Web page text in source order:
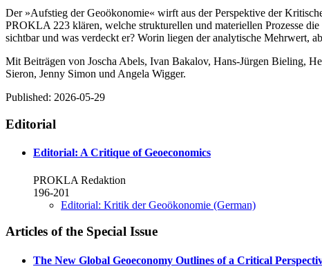
Der »Aufstieg der Geoökonomie« wirft aus der Perspektive der
PROKLA 223 klären, welche strukturellen und materiellen Prozesse
sichtbar und was verdeckt er? Worin liegen der analytische Mehrwert,
Mit Beiträgen von Joscha Abels, Ivan Bakalov, Hans-Jürgen Bieling,
Sieron, Jenny Simon und Angela Wigger.
Published: 2026-05-29
Editorial
Editorial: A Critique of Geoeconomics
PROKLA Redaktion
196-201
Editorial: Kritik der Geoökonomie (German)
Articles of the Special Issue
The New Global Geoeconomy Outlines of a Critical